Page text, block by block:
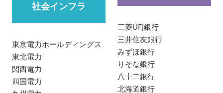
社会インフラ
東京電力ホールディングス
東北電力
関西電力
四国電力
三菱UFJ銀行
三井住友銀行
みずほ銀行
りそな銀行
八十二銀行
北海道銀行